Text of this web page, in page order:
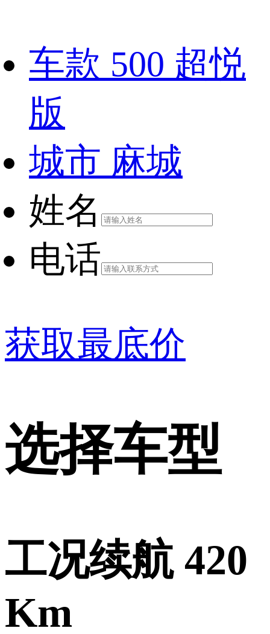
车款 500 超悦
版
城市 麻城
姓名
电话
获取最底价
选择车型
工况续航 420
Km